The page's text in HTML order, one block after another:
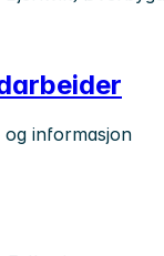
og informasjon